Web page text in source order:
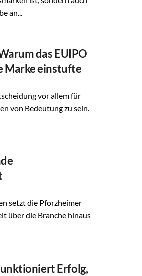
an...
das EUIPO
Marke einstufte
vor allem für
von Bedeutung zu sein.
setzt die Pforzheimer
über die Branche hinaus
Erfolg,